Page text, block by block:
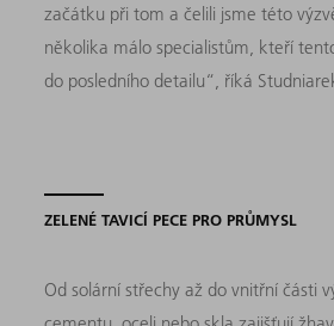
začátku při tom a čelili jsme této
několika málo specialistům, kteří
do posledního detailu“, říká
ZELENÉ TAVICÍ PECE PRO PRŮMYSL
Od solární střechy až do vnitřní části